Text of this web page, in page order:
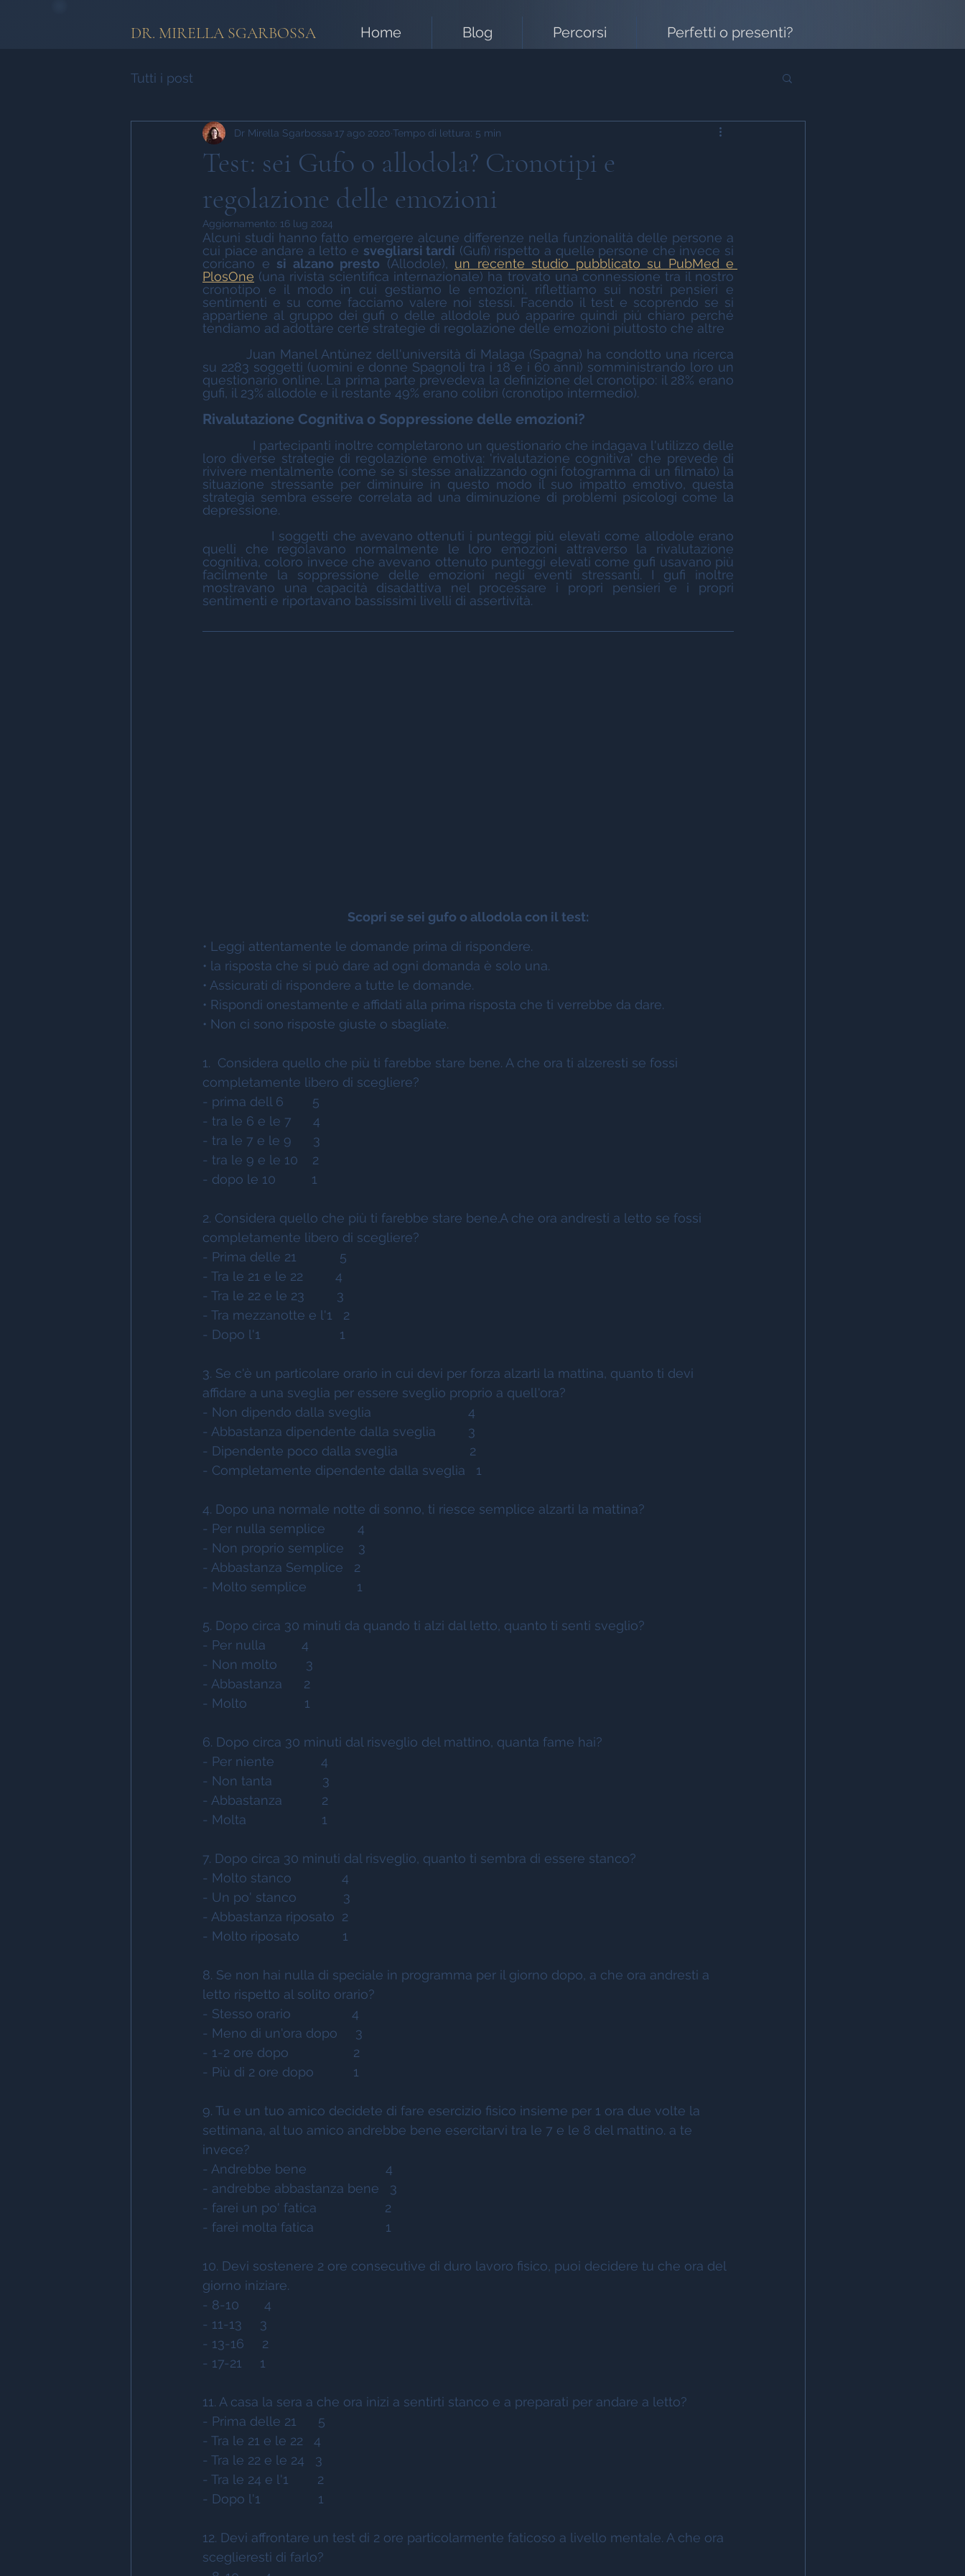
DR. MIRELLA SGARBOSSA Home Blog Percorsi Perfetti o presenti?
Tutti i post
Test: sei Gufo o allodola? Cronotipi e
regolazione delle emozioni
Dr Mirella Sgarbossa 17 ago 2020 Tempo di lettura: 5 min
Aggiornamento: 16 lug 2024
Alcuni studi hanno fatto emergere alcune differenze nella funzionalità delle persone a
cui piace andare a letto e svegliarsi tardi (Gufi) rispetto a quelle persone che invece si
coricano e si alzano presto (Allodole), un recente studio pubblicato su PubMed e
PlosOne (una rivista scientifica internazionale) ha trovato una connessione tra il nostro
cronotipo e il modo in cui gestiamo le emozioni, riflettiamo sui nostri pensieri e
sentimenti e su come facciamo valere noi stessi. Facendo il test e scoprendo se si
appartiene al gruppo dei gufi o delle allodole puó apparire quindi piú chiaro perché
tendiamo ad adottare certe strategie di regolazione delle emozioni piuttosto che altre
su 2283 soggetti (uomini e donne Spagnoli tra i 18 e i 60 anni) somministrando loro un
questionario online. La prima parte prevedeva la definizione del cronotipo: il 28% erano
gufi, il 23% allodole e il restante 49% erano colibrì (cronotipo intermedio).
Rivalutazione Cognitiva o Soppressione delle emozioni?
loro diverse strategie di regolazione emotiva: 'rivalutazione cognitiva' che prevede di
rivivere mentalmente (come se si stesse analizzando ogni fotogramma di un filmato) la
situazione stressante per diminuire in questo modo il suo impatto emotivo, questa
strategia sembra essere correlata ad una diminuzione di problemi psicologi come la
depressione.
quelli che regolavano normalmente le loro emozioni attraverso la rivalutazione
cognitiva, coloro invece che avevano ottenuto punteggi elevati come gufi usavano più
facilmente la soppressione delle emozioni negli eventi stressanti. I gufi inoltre
mostravano una capacità disadattiva nel processare i propri pensieri e i propri
sentimenti e riportavano bassissimi livelli di assertività.
Scopri se sei gufo o allodola con il test:
• Leggi attentamente le domande prima di rispondere.
• la risposta che si può dare ad ogni domanda è solo una.
• Assicurati di rispondere a tutte le domande.
• Rispondi onestamente e affidati alla prima risposta che ti verrebbe da dare.
• Non ci sono risposte giuste o sbagliate.
1.  Considera quello che più ti farebbe stare bene. A che ora ti alzeresti se fossi
completamente libero di scegliere?
- prima dell 6        5
- tra le 6 e le 7      4
- tra le 7 e le 9      3
- tra le 9 e le 10    2
- dopo le 10          1
2. Considera quello che più ti farebbe stare bene.A che ora andresti a letto se fossi
completamente libero di scegliere?
- Prima delle 21            5
- Tra le 21 e le 22         4
- Tra le 22 e le 23         3
- Tra mezzanotte e l'1   2
- Dopo l'1                      1
3. Se c'è un particolare orario in cui devi per forza alzarti la mattina, quanto ti devi
affidare a una sveglia per essere sveglio proprio a quell'ora?
- Non dipendo dalla sveglia                           4
- Abbastanza dipendente dalla sveglia         3
- Dipendente poco dalla sveglia                    2
- Completamente dipendente dalla sveglia   1
4. Dopo una normale notte di sonno, ti riesce semplice alzarti la mattina?
- Per nulla semplice         4
- Non proprio semplice    3
- Abbastanza Semplice   2
- Molto semplice              1
5. Dopo circa 30 minuti da quando ti alzi dal letto, quanto ti senti sveglio?
- Per nulla          4
- Non molto        3
- Abbastanza      2
- Molto                1
6. Dopo circa 30 minuti dal risveglio del mattino, quanta fame hai?
- Per niente             4
- Non tanta              3
- Abbastanza           2
- Molta                     1
7. Dopo circa 30 minuti dal risveglio, quanto ti sembra di essere stanco?
- Molto stanco              4
- Un po' stanco             3
- Abbastanza riposato  2
- Molto riposato            1
8. Se non hai nulla di speciale in programma per il giorno dopo, a che ora andresti a
letto rispetto al solito orario?
- Stesso orario                 4
- Meno di un'ora dopo     3
- 1-2 ore dopo                  2
- Più di 2 ore dopo           1
9. Tu e un tuo amico decidete di fare esercizio fisico insieme per 1 ora due volte la
settimana, al tuo amico andrebbe bene esercitarvi tra le 7 e le 8 del mattino. a te
invece?
- Andrebbe bene                      4
- andrebbe abbastanza bene   3
- farei un po' fatica                   2
- farei molta fatica                    1
10. Devi sostenere 2 ore consecutive di duro lavoro fisico, puoi decidere tu che ora del
giorno iniziare.
- 8-10       4
- 11-13     3
- 13-16     2
- 17-21     1
11. A casa la sera a che ora inizi a sentirti stanco e a preparati per andare a letto?
- Prima delle 21      5
- Tra le 21 e le 22   4
- Tra le 22 e le 24   3
- Tra le 24 e l'1        2
- Dopo l'1                1
12. Devi affrontare un test di 2 ore particolarmente faticoso a livello mentale. A che ora
sceglieresti di farlo?